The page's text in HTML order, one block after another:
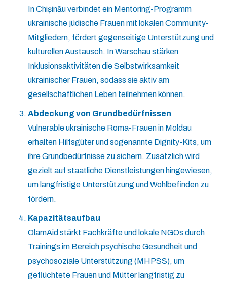
In Chișinău verbindet ein Mentoring-Programm
ukrainische jüdische Frauen mit lokalen Community-
Mitgliedern, fördert gegenseitige Unterstützung und
kulturellen Austausch. In Warschau stärken
Inklusionsaktivitäten die Selbstwirksamkeit
ukrainischer Frauen, sodass sie aktiv am
gesellschaftlichen Leben teilnehmen können.
Abdeckung von Grundbedürfnissen
Vulnerable ukrainische Roma-Frauen in Moldau
erhalten Hilfsgüter und sogenannte Dignity-Kits, um
ihre Grundbedürfnisse zu sichern. Zusätzlich wird
gezielt auf staatliche Dienstleistungen hingewiesen,
um langfristige Unterstützung und Wohlbefinden zu
fördern.
Kapazitätsaufbau
OlamAid stärkt Fachkräfte und lokale NGOs durch
Trainings im Bereich psychische Gesundheit und
psychosoziale Unterstützung (MHPSS), um
geflüchtete Frauen und Mütter langfristig zu